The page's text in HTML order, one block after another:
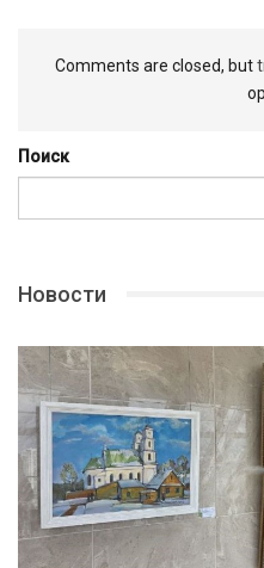
Comments are closed, but
Поиск
Новости